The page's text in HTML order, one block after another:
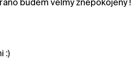
budem velmy znepokojeny !
:)